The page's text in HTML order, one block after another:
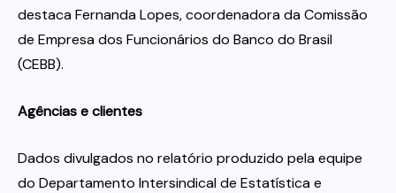
destaca Fernanda Lopes, coordenadora da Comissão
de Empresa dos Funcionários do Banco do Brasil
(CEBB).
Agências e clientes
Dados divulgados no relatório produzido pela equipe
do Departamento Intersindical de Estatística e